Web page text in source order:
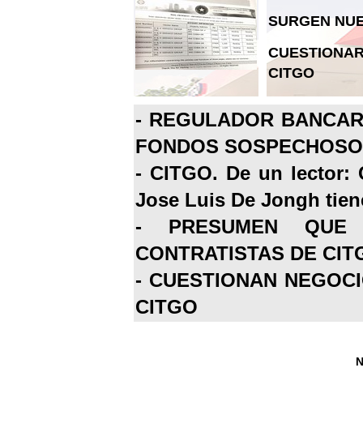
SURGEN
CITGO
- REGULADOR
FONDOS
- CITGO. De un lector:
Jose Luis De Jongh
- PRESUMEN
CONTRATISTAS DE
- CUESTIONAN
CITGO